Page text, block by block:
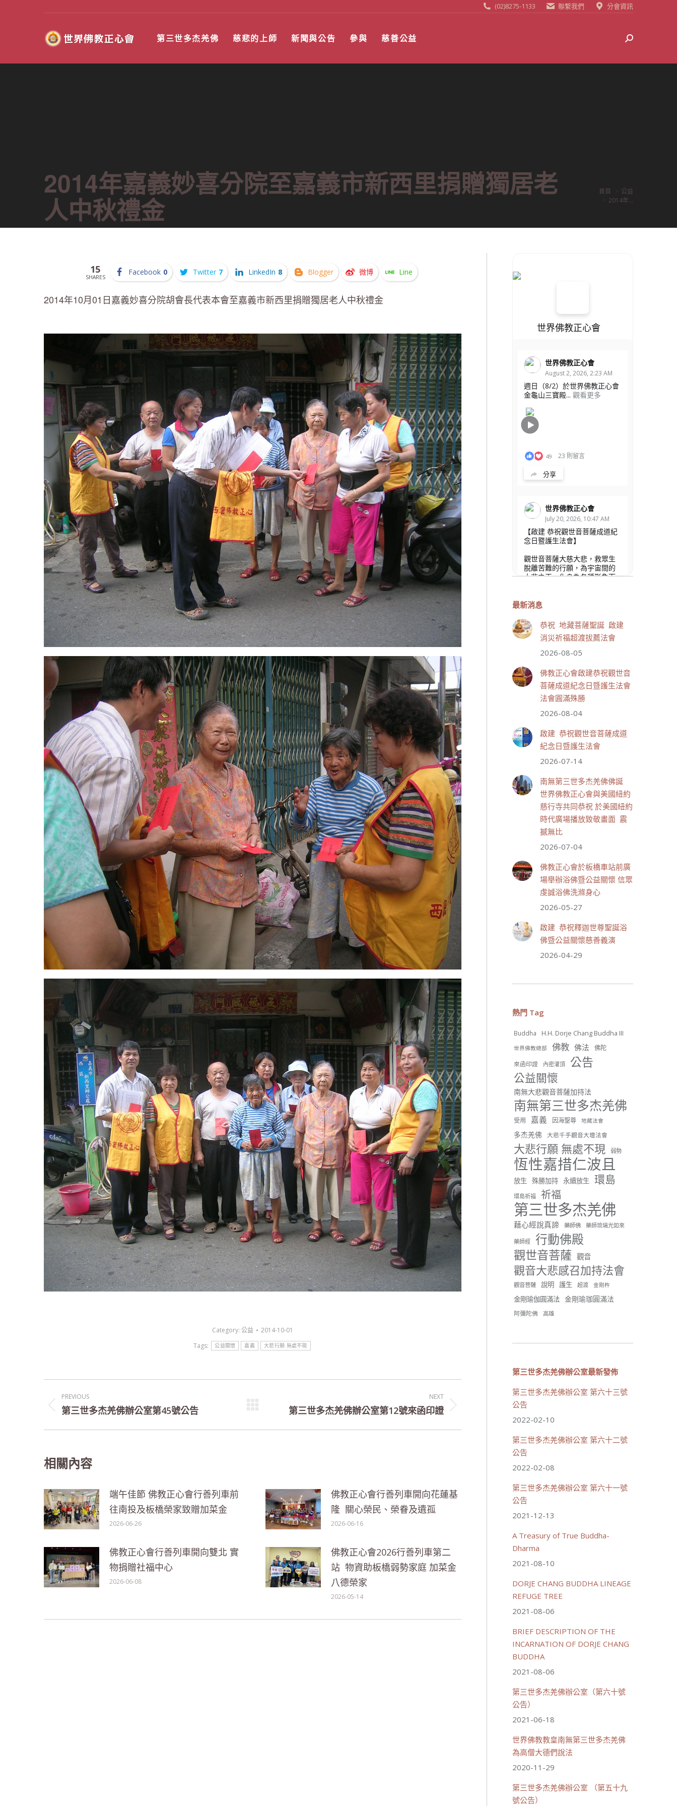
(02)8275-1133 聯繫我們 分會資訊
第三世多杰羌佛 慈悲的上師 新聞與公告 參與 慈善公益 Search:
2014年嘉義妙喜分院至嘉義市新西里捐贈獨居老
人中秋禮金
當前位置: 首頁
公益
2014年...
15
SHARES
Facebook 0 Twitter 7 LinkedIn 8 Blogger 微博 Line
2014年10月01日嘉義妙喜分院胡會長代表本會至嘉義市新西里捐贈獨居老人中秋禮金
Category:公益
2014-10-01
Tags:
公益關懷 嘉義 大悲行願 無處不現
Post
navigation
PREVIOUS
Previous
post:
第三世多杰羌佛辦公室第45號公告
NEXT
Next
post:
第三世多杰羌佛辦公室第12號來函印證
相關內容
端午佳節 佛教正心會行善列車前
往南投及板橋榮家致贈加菜金
2026-06-26
佛教正心會行善列車開向花蓮基
隆 關心榮民、榮眷及遺孤
2026-06-16
佛教正心會行善列車開向雙北 實
物捐贈社福中心
2026-06-08
佛教正心會2026行善列車第二
站 物資助板橋弱勢家庭 加菜金
八德榮家
2026-05-14
世界佛教正心會
世界佛教正心會
August 2, 2026, 2:23 AM
週日（8/2）於世界佛教正心會
金龜山三寶殿... 觀看更多
49 23 則留言
分享
世界佛教正心會
July 20, 2026, 10:47 AM
【啟建 恭祝觀世音菩薩成道紀
念日暨護生法會】
觀世音菩薩大慈大悲，救眾生
脫離苦難的行願，為宇宙間的
大悲之王，化身為各種形象而
身，農曆6月19日為觀世音菩薩
文殊院、財神會館、桃園金龜
山三寶殿將在8月1日(星期六)於
金龜山三寶殿聯合啟建「恭祝...
觀看更多
111 33 則留言
分享
世界佛教正心會
週日（7/19）將於世界佛教正
心會金龜山三寶殿... 觀看更多
分享
世界佛教正心會
週日（7/19）將於世界佛教正
心會金龜山三寶殿... 觀看更多
世界佛教正心會
June 22, 2026, 10:11 AM
[世界佛教正心會 新聞報導]
正心會行善列車開向花蓮基
隆， 關心榮民、榮眷及遺孤！
#正心會
#新北記者職業工會
#基隆榮服處
#花蓮榮家
91 42 則留言
分享
世界佛教正心會
June 21, 2026, 12:54 AM
週日（6/21）將於世界佛教正
心會金龜山三寶殿... 觀看更多
分享
載入更多
最新消息
恭祝 地藏菩薩聖誕 啟建
消災祈福超渡拔薦法會
2026-08-05
佛教正心會啟建恭祝觀世音
菩薩成道紀念日暨護生法會
法會圓滿殊勝
2026-08-04
啟建 恭祝觀世音菩薩成道
紀念日暨護生法會
2026-07-14
南無第三世多杰羌佛佛誕
世界佛教正心會與美國紐約
慈行寺共同恭祝 於美國紐約
時代廣場播放致敬畫面 震
撼無比
2026-07-04
佛教正心會於板橋車站前廣
場舉辦浴佛暨公益關懷 信眾
虔誠浴佛洗滌身心
2026-05-27
啟建 恭祝釋迦世尊聖誕浴
佛暨公益關懷慈善義演
2026-04-29
熱門 Tag
Buddha H.H. Dorje Chang Buddha III
世界佛教總部 佛教 佛法 佛陀
來函印證 內密灌頂 公告
公益關懷
南無大悲觀音菩薩加持法
南無第三世多杰羌佛
受用 嘉義 因海聖尊 地藏法會
多杰羌佛 大悲千手觀音大壇法會
大悲行願 無處不現 弱勢
恆性嘉措仁波且
放生 殊勝加持 永續放生 環島
環島祈福 祈福
第三世多杰羌佛
藉心經說真諦 藥師佛 藥師琉璃光如來
藥師經 行動佛殿
觀世音菩薩 觀音
觀音大悲感召加持法會
觀音菩薩 說明 護生 超渡 金剛杵
金剛瑜伽圓滿法 金剛瑜珈圓滿法
阿彌陀佛 高雄
第三世多杰羌佛辦公室最新發佈
第三世多杰羌佛辦公室 第六十三號
公告
2022-02-10
第三世多杰羌佛辦公室 第六十二號
公告
2022-02-08
第三世多杰羌佛辦公室 第六十一號
公告
2021-12-13
A Treasury of True Buddha-
Dharma
2021-08-10
DORJE CHANG BUDDHA LINEAGE
REFUGE TREE
2021-08-06
BRIEF DESCRIPTION OF THE
INCARNATION OF DORJE CHANG
BUDDHA
2021-08-06
第三世多杰羌佛辦公室（第六十號
公告）
2021-06-18
世界佛教教皇南無第三世多杰羌佛
為高僧大德們說法
2020-11-29
第三世多杰羌佛辦公室 （第五十九
號公告）